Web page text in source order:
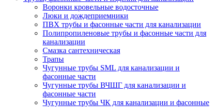
Воронки кровельные водосточные
Люки и дождеприемники
ПВХ трубы и фасонные части для канализации
Полипропиленовые трубы и фасонные части для
канализации
Смазка сантехническая
Трапы
Чугунные трубы SML для канализации и
фасонные части
Чугунные трубы ВЧШГ для канализации и
фасонные части
Чугунные трубы ЧК для канализации и фасонные